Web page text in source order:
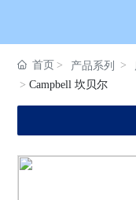
首页 产品系列
Campbell 坎贝尔